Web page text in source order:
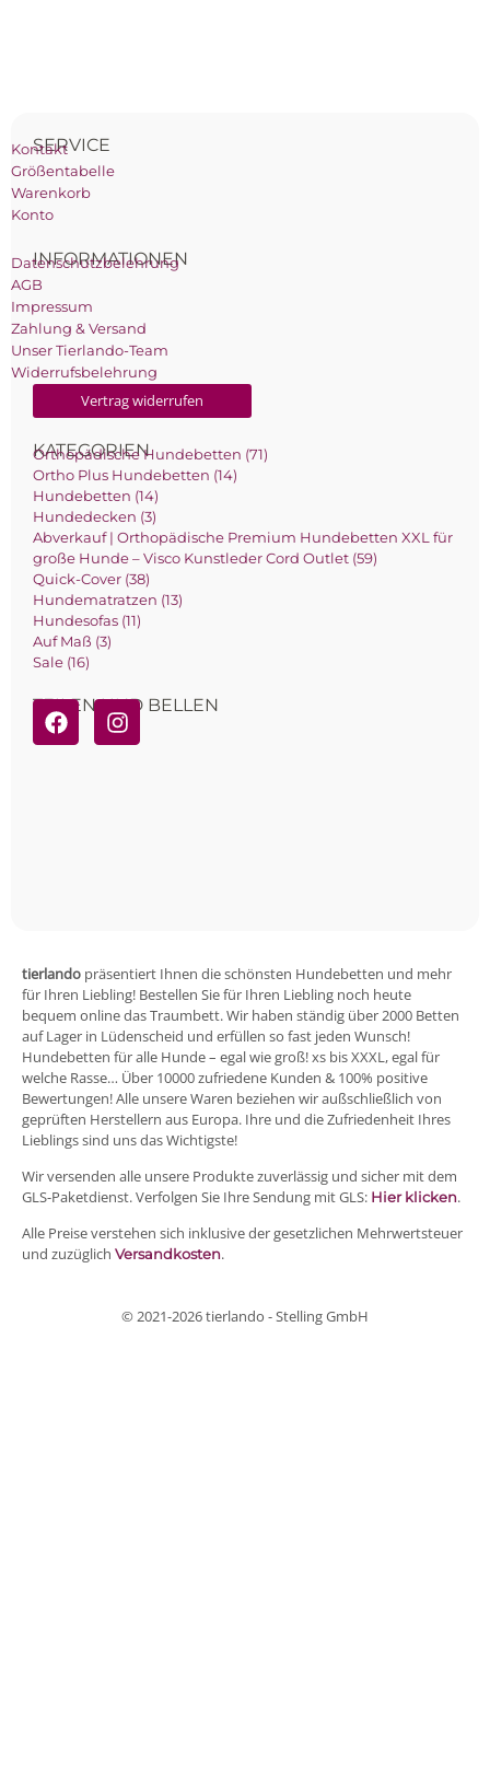
SERVICE
Kontakt
Größentabelle
Warenkorb
Konto
INFORMATIONEN
Datenschutzbelehrung
AGB
Impressum
Zahlung & Versand
Unser Tierlando-Team
Widerrufsbelehrung
Vertrag widerrufen
KATEGORIEN
Orthopädische Hundebetten (71)
Ortho Plus Hundebetten (14)
Hundebetten (14)
Hundedecken (3)
Abverkauf | Orthopädische Premium Hundebetten XXL für
große Hunde – Visco Kunstleder Cord Outlet (59)
Quick-Cover (38)
Hundematratzen (13)
Hundesofas (11)
Auf Maß (3)
Sale (16)
TEILEN UND BELLEN
tierlando präsentiert Ihnen die schönsten Hundebetten und mehr
für Ihren Liebling! Bestellen Sie für Ihren Liebling noch heute
bequem online das Traumbett. Wir haben ständig über 2000 Betten
auf Lager in Lüdenscheid und erfüllen so fast jeden Wunsch!
Hundebetten für alle Hunde – egal wie groß! xs bis XXXL, egal für
welche Rasse… Über 10000 zufriedene Kunden & 100% positive
Bewertungen! Alle unsere Waren beziehen wir außschließlich von
geprüften Herstellern aus Europa. Ihre und die Zufriedenheit Ihres
Lieblings sind uns das Wichtigste!
Wir versenden alle unsere Produkte zuverlässig und sicher mit dem
GLS-Paketdienst. Verfolgen Sie Ihre Sendung mit GLS: Hier klicken.
Alle Preise verstehen sich inklusive der gesetzlichen Mehrwertsteuer
und zuzüglich Versandkosten.
© 2021-2026 tierlando - Stelling GmbH